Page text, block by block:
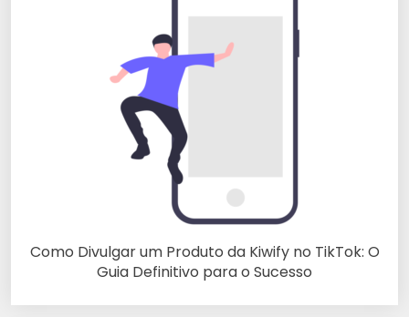
Como Divulgar um Produto da Kiwify no TikTok: O
Guia Definitivo para o Sucesso